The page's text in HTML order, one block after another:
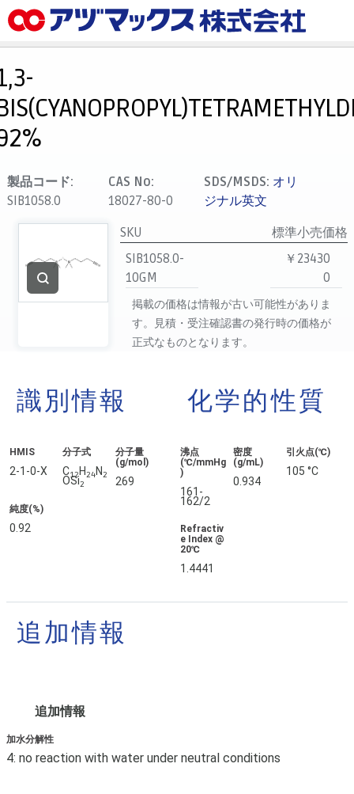
メニュー
お気に入り
カート
マイアカウント
主要取扱ブランド
代理店一覧
製品検索
見積発行
製品コード:
SIB1058.0
CAS No:
18027-80-0
SDS/MSDS: オリ
ジナル英文
SKU
標準小売価格
SIB1058.0-
10GM
￥23430
0
掲載の価格は情報が古い可能性がありま
す。見積・受注確認書の発行時の価格が
正式なものとなります。
識別情報
HMIS
2-1-0-X
分子式
C12H24N2
OSi2
分子量
(g/mol)
269
純度(%)
0.92
化学的性質
沸点
(℃/mmHg
)
161-
162/2
密度
(g/mL)
0.934
引火点(℃)
105 °C
Refractiv
e Index @
20℃
1.4441
追加情報
追加情報
加水分解性
4: no reaction with water under neutral conditions